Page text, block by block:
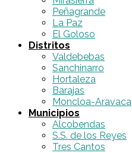
Peñagrande
La Paz
El Goloso
Distritos
Valdebebas
Sanchinarro
Hortaleza
Barajas
Moncloa-Aravaca
Municipios
Alcobendas
S.S. de los Reyes
Tres Cantos